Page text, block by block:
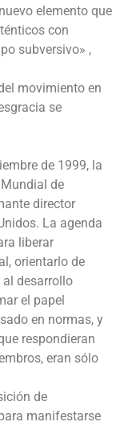
elemento que
con
subversivo» ,
movimiento en
se
de 1999, la
de
director
La agenda
liberar
orientarlo de
desarrollo
el papel
en normas, y
respondieran
eran sólo
de
manifestarse